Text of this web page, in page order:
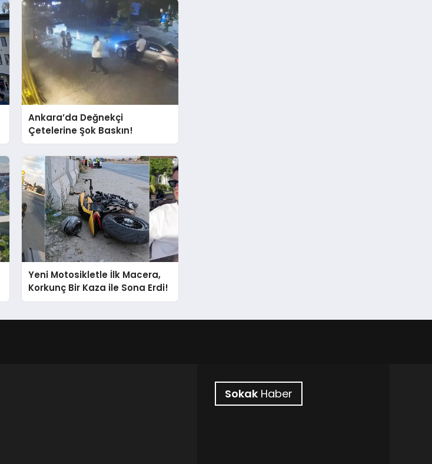
Ankara’da Değnekçi
Çetelerine Şok Baskın!
Yeni Motosikletle İlk Macera,
Korkunç Bir Kaza ile Sona Erdi!
SokakHaber